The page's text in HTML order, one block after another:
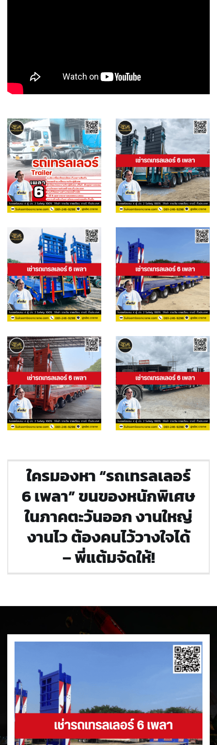
ใครมองหา “รถเทรลเลอร์
6 เพลา” ขนของหนักพิเศษ
ในภาคตะวันออก งานใหญ่
งานไว ต้องคนไว้วางใจได้
– พี่แต้มจัดให้!